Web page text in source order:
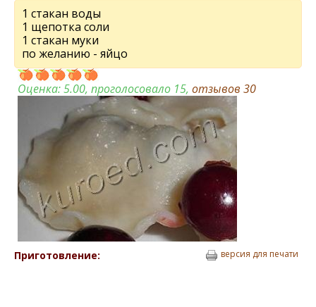
1 стакан воды
1 щeпотка соли
1 стакан муки
по жeланию - яйцо
Оценка:5.00, проголосовало 15, отзывов 30
Приготовление: версия для печати